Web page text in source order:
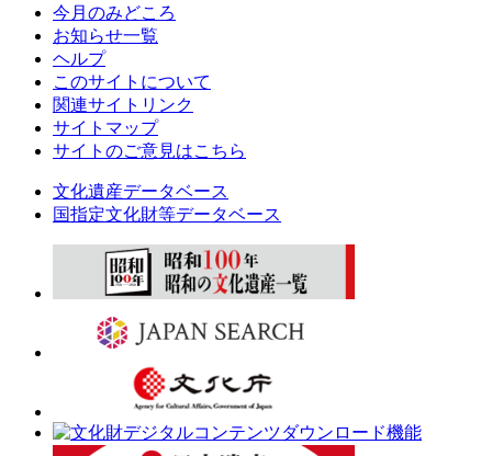
今月のみどころ
お知らせ一覧
ヘルプ
このサイトについて
関連サイトリンク
サイトマップ
サイトのご意見はこちら
文化遺産データベース
国指定文化財等データベース